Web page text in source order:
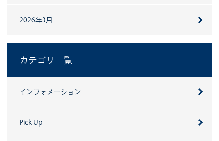
2026年3月
カテゴリ一覧
インフォメーション
Pick Up